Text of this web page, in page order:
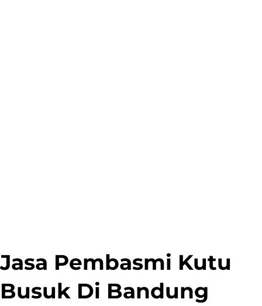
Jasa Pembasmi Kutu
Busuk Di Bandung